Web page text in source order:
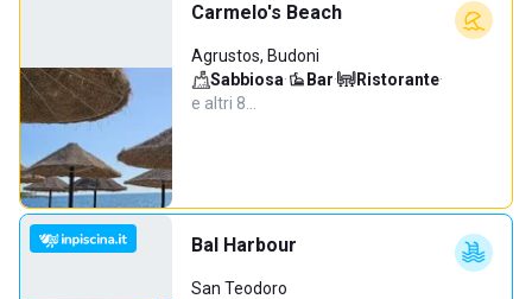
Carmelo's Beach
Agrustos, Budoni
Sabbiosa· Bar· Ristorante·
e altri 8…
Bal Harbour
San Teodoro